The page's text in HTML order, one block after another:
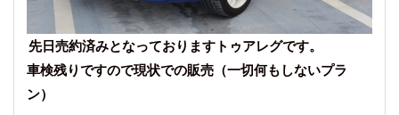
先日売約済みとなっておりますトゥアレグです。
車検残りですので現状での販売（一切何もしないプラ
ン）